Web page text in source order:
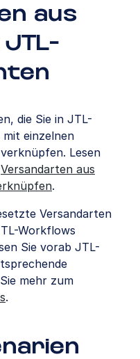
aus
JTL-
die Sie in JTL-
einzelnen
Lesen
Versandarten aus
.
Versandarten
Workflows
Sie vorab JTL-
mehr zum
.